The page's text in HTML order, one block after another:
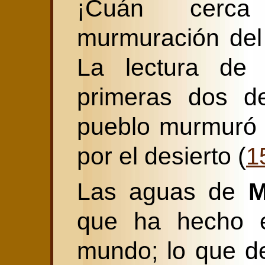
¡Cuán
murmuración
La lectura de
primeras dos
pueblo
por el desierto (
Las aguas de
que ha hecho
mundo; lo que